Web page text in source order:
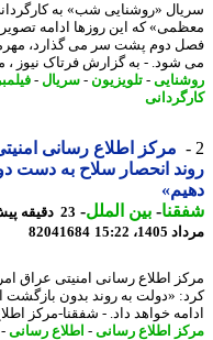
«روشنایی شب» به کارگردانی
که این روزها ادامه
دوم پشت سر می گذارد، مهرماه
- به گزارش فرتاک نیوز ،
-تلویزیون -سریال-
مرکز اطلاع رسانی امنیتی
انحصار سلاح به دست
-بین الملل-
15:22
82041684
اطلاع رسانی امنیتی عراق امروز
«دولت به روند بدون بازگشت
خواهد داد. - شفقنا-مرکز اطلاع
اطلاع رسانی-اطلاع رسانی-